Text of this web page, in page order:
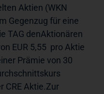
Aktien (WKN
Gegenzug für eine
TAG denAktionären
EUR 5,55  pro Aktie
Prämie von 30
CRE Aktie.Zur